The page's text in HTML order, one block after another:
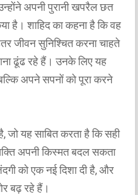
अपनी पुरानी खपरैल छत
है। शाहिद का कहना है कि वह
जीवन सुनिश्चित करना चाहते
ढूंढ रहे हैं। उनके लिए यह
अपने सपनों को पूरा करने
जो यह साबित करता है कि सही
अपनी किस्मत बदल सकता
को एक नई दिशा दी है, और
बढ़ रहे हैं।